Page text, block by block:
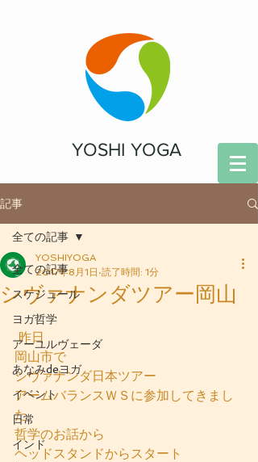
YOSHI YOGA
記事
全ての記事
スケジュール
ヨガ哲学
アーユルヴェーダ
あなみdeヨガ
イベント
日常
インド
全ての記事
シヴァナンダツアー岡山
YOSHIYOGA
2017年8月1日 読了時間: 1分
昨日
岡山市で
シヴァナンダ日本ツアー
アームバランスＷＳに参加してきまし
た
哲学のお話から
ヘッドスタンドからスタート